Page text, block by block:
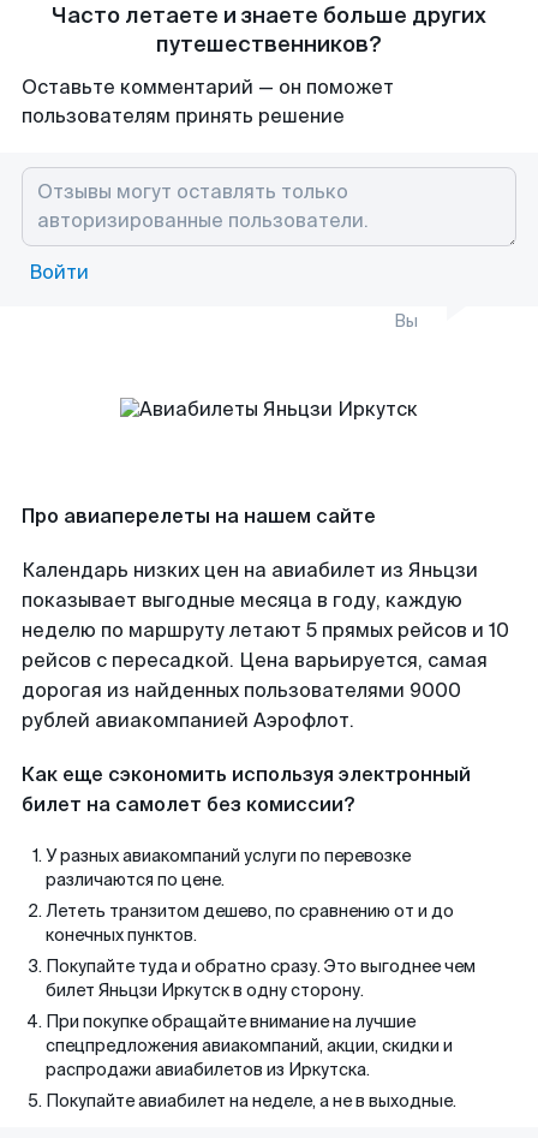
Часто летаете и знаете больше других
путешественников?
Оставьте комментарий — он поможет
пользователям принять решение
Войти
Вы
Про авиаперелеты на нашем сайте
Календарь низких цен на авиабилет из Яньцзи
показывает выгодные месяца в году, каждую
неделю по маршруту летают 5 прямых рейсов и 10
рейсов с пересадкой. Цена варьируется, самая
дорогая из найденных пользователями 9000
рублей авиакомпанией Аэрофлот.
Как еще сэкономить используя электронный
билет на самолет без комиссии?
У разных авиакомпаний услуги по перевозке
различаются по цене.
Лететь транзитом дешево, по сравнению от и до
конечных пунктов.
Покупайте туда и обратно сразу. Это выгоднее чем
билет Яньцзи Иркутск в одну сторону.
При покупке обращайте внимание на лучшие
спецпредложения авиакомпаний, акции, скидки и
распродажи авиабилетов из Иркутска.
Покупайте авиабилет на неделе, а не в выходные.